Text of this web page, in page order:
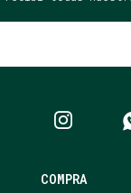
COMPRA
